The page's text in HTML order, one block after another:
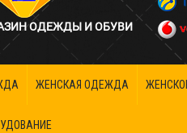
ОДЕЖДЫ И ОБУВИ
ЖЕНСКАЯ ОДЕЖДА